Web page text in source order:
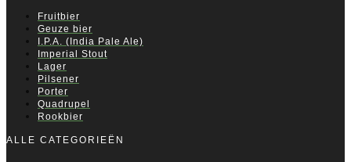
Fruitbier
Geuze bier
I.P.A. (India Pale Ale)
Imperial Stout
Lager
Pilsener
Porter
Quadrupel
Rookbier
ALLE CATEGORIEËN